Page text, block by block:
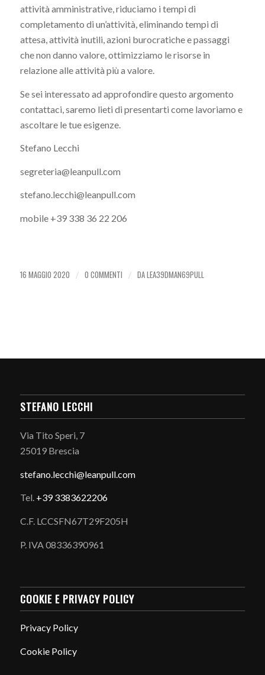
attività amministrative, riduciamo i tempi di
completamento di un’attività, eliminando tempi di
attesa, attività inutili, azioni burocratiche e passaggi
che non danno valore, ottimizziamo le risorse in
relazione alle attività più a valore.
Se sei interessato ad approfondire questo argomento
contattaci, saremo lieti di presentarti come lavoriamo e
ascoltare le tue esigenze.
Stefano Lecchi
segreteria@leanpull.com
stefano.lecchi@leanpull.com
mobile +39 338 36 22 206
16 MAGGIO 2020 / 0 COMMENTI / DALEA39DMAN69PULL
STEFANO LECCHI
Via Tito Speri, 7
25019 Brescia
stefano. lecchi@leanpull.com
Tel. +39 3383622206
C.F. LCCSFN67T29F205H
P. IVA 08336390961
COOKIE E PRIVACY POLICY
Privacy Policy
Cookie Policy